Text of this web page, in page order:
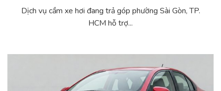
Dịch vụ cầm xe hơi đang trả góp phường Sài Gòn, TP.
HCM hỗ trợ...